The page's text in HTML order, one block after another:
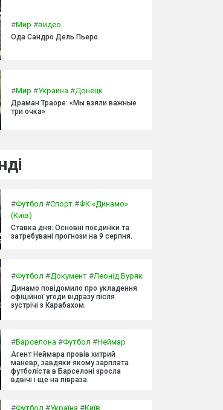
#Мир #видео
Ода Сандро Дель Пьеро
#Мир #Украина #Донецк
Драман Траоре: «Мы взяли важные
три очка»
#Футбол #Спорт #ФК «Динамо»
(Київ)
Ставка дня: Основні поєдинки та
затребувані прогнози на 9 серпня.
#Футбол #Документ #Леонід Буряк
Динамо повідомило про укладення
офіційної угоди відразу після
зустрічі з Карабахом.
#Барселона #Футбол #Неймар
Агент Неймара провів хитрий
маневр, завдяки якому зарплата
футболіста в Барселоні зросла
вдвічі і ще на півраза.
#Футбол #Україна #Київ